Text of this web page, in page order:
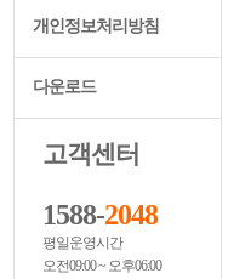
개인정보처리방침
다운로드
고객센터
1588-2048
평일운영시간
오전09:00 ~ 오후06:00